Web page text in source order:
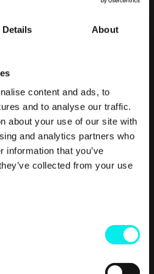
Details About
content and ads, to
and to analyse our traffic.
about your use of our site with
and analytics partners who
information that you’ve
collected from your use
trafikken og leadsene faktisk
og si uendelige, og absolutt alt
Dette kan for
på landingssider, hvor
fra, åpning og klikk på lenker i
klikkraten på ulikeCalls-to-
i Google Analytics, som tid
og gjennomsnittlig sider
over hvordan det går med